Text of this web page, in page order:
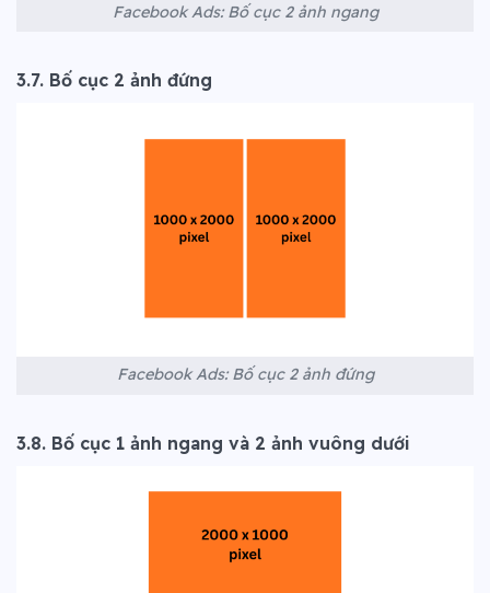
Facebook Ads: Bố cục 2 ảnh ngang
3.7. Bố cục 2 ảnh đứng
Facebook Ads: Bố cục 2 ảnh đứng
3.8. Bố cục 1 ảnh ngang và 2 ảnh vuông dưới